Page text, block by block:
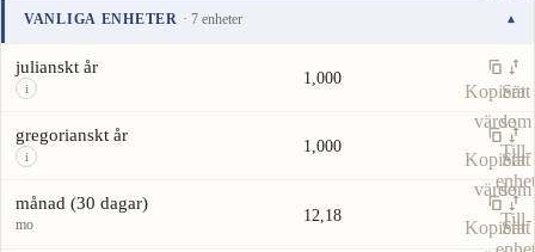
Till-
VANLIGA ENHETER · 7 enheter ▾
Enhet Värde
julianskt år
i
1,000
Kopiera
värde
Sätt
som
Till-
enhet
gregorianskt år
i
1,000
Kopiera
värde
Sätt
som
Till-
månad (30 dagar)
mo 12,18
Kopiera
Sätt